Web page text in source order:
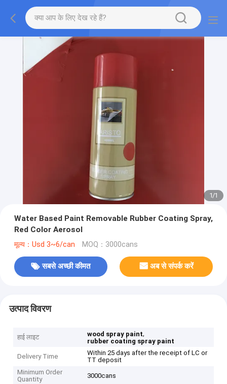
1/1
Water Based Paint Removable Rubber Coating Spray,
Red Color Aerosol
मूल्य：Usd 3~6/can MOQ：3000cans
सबसे अच्छी कीमत अब से संपर्क करें
उत्पाद विवरण
हाई लाइट wood spray paint,
rubber coating spray paint
Delivery Time
Within 25 days after the receipt of LC or
TT deposit
Minimum Order
Quantity
3000cans